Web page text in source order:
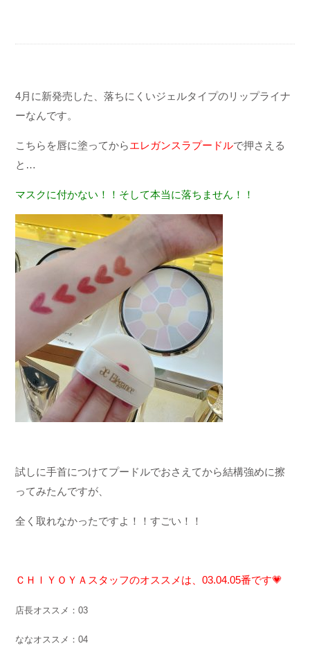
4月に新発売した、 落ちにくいジェルタイプのリップライナ
ーなんです。
こちらを唇に塗ってからエレガンスラプードルで押さえる
と …
マスクに付かない！！そして本当に落ちません！！
試しに手首につけてプードルでおさえてから結構強めに擦
ってみたんですが、
全く取れなかったですよ！！すごい！！
ＣＨＩＹＯＹＡスタッフのオススメは、 03.04.05番です💗
店長オススメ：03
ななオススメ：04